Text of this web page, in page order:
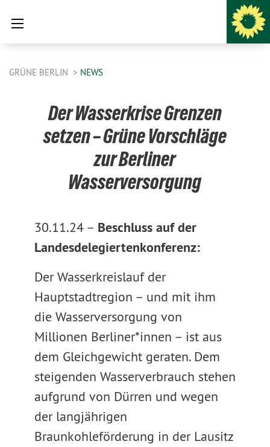
GRÜNE BERLIN NEWS
Der Wasserkrise Grenzen
setzen – Grüne Vorschläge
zur Berliner
Wasserversorgung
30.11.24 – Beschluss auf der
Landesdelegiertenkonferenz:
Der Wasserkreislauf der
Hauptstadtregion – und mit ihm
die Wasserversorgung von
Millionen Berliner*innen – ist aus
dem Gleichgewicht geraten. Dem
steigenden Wasserverbrauch stehen
aufgrund von Dürren und wegen
der langjährigen
Braunkohleförderung in der Lausitz